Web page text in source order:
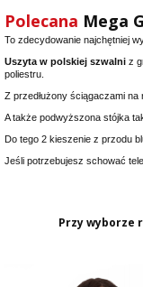
Polecana Mega
To zdecydowanie najchętniej
Uszyta w polskiej szwalni z
poliestru.
Z przedłużony ściągaczami na
A także podwyższona stójka
Do tego 2 kieszenie z przodu
Jeśli potrzebujesz schować
Przy wyborze